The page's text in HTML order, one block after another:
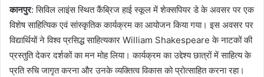
कानपुर: सिविल लाइंस स्थित कैंब्रिज हाई स्कूल में शेक्सपियर डे के अवसर पर एक
विशेष साहित्यिक एवं सांस्कृतिक कार्यक्रम का आयोजन किया गया। इस अवसर पर
विद्यार्थियों ने विश्व प्रसिद्ध साहित्यकार William Shakespeare के नाटकों की
प्रस्तुति देकर दर्शकों का मन मोह लिया। कार्यक्रम का उद्देश्य छात्रों में साहित्य के
प्रति रुचि जागृत करना और उनके व्यक्तित्व विकास को प्रोत्साहित करना रहा।